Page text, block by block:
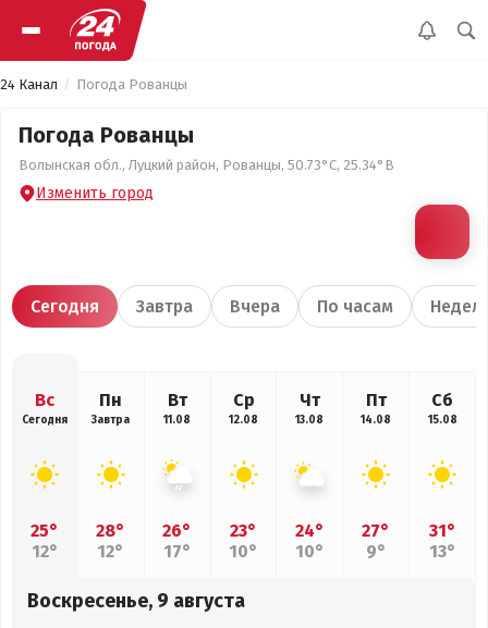
24 Канал Погода Рованцы
Погода Рованцы
Волынская обл., Луцкий район, Рованцы, 50.73°С, 25.34°В
Изменить город
Сегодня Завтра Вчера По часам
Вс
Сегодня
25°
12°
Пн
Завтра
28°
12°
Вт
11.08
26°
17°
Ср
12.08
23°
10°
Чт
13.08
24°
10°
Пт
14.08
27°
9°
Сб
15.08
31°
13°
Воскресенье, 9 августа